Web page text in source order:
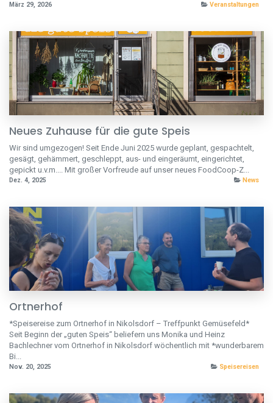
März 29, 2026 Veranstaltungen
Neues Zuhause für die gute Speis
Wir sind umgezogen! Seit Ende Juni 2025 wurde geplant, gespachtelt,
gesägt, gehämmert, geschleppt, aus- und eingeräumt, eingerichtet,
gepickt u.v.m.... Mit großer Vorfreude auf unser neues FoodCoop-Z...
Dez. 4, 2025 News
Ortnerhof
*Speisereise zum Ortnerhof in Nikolsdorf – Treffpunkt Gemüsefeld*
Seit Beginn der „guten Speis“ beliefern uns Monika und Heinz
Bachlechner vom Ortnerhof in Nikolsdorf wöchentlich mit *wunderbarem
Bi...
Nov. 20, 2025 Speisereisen